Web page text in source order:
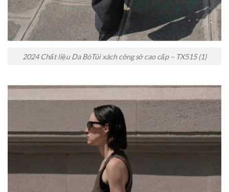
2024 Chất liệu Da BòTúi xách công sở cao cấp – TX515 (1)